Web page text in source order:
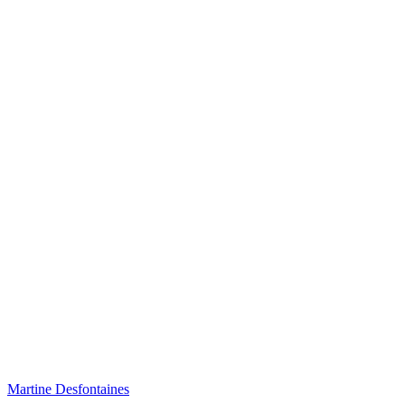
Martine Desfontaines